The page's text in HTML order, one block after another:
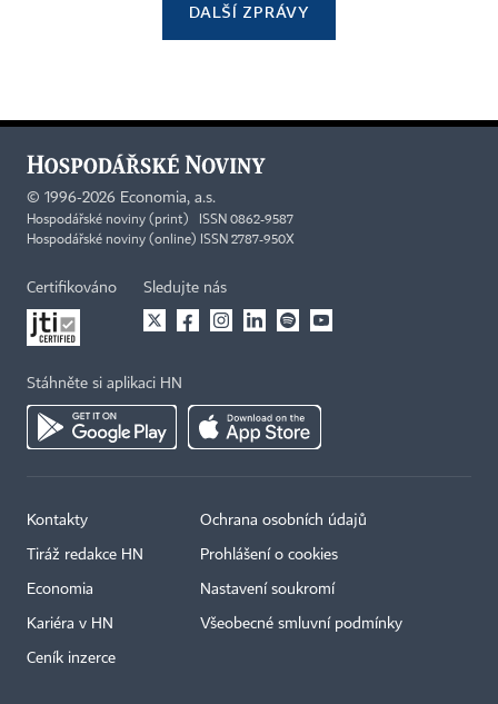
DALŠÍ ZPRÁVY
© 1996-2026 Economia, a.s.
Hospodářské noviny (print) ISSN 0862-9587
Hospodářské noviny (online) ISSN 2787-950X
Certifikováno Sledujte nás
Stáhněte si aplikaci HN
Kontakty
Tiráž redakce HN
Economia
Kariéra v HN
Ceník inzerce
Ochrana osobních údajů
Prohlášení o cookies
Nastavení soukromí
Všeobecné smluvní podmínky